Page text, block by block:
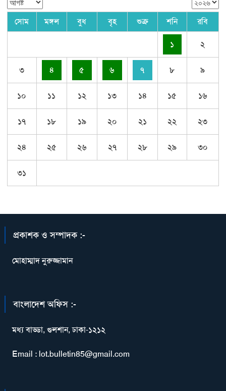
সোম মঙ্গল বুধ বৃহ শুক্র শনি রবি
১ ২
৩ ৪ ৫ ৬ ৭ ৮ ৯
১০ ১১ ১২ ১৩ ১৪ ১৫ ১৬
১৭ ১৮ ১৯ ২০ ২১ ২২ ২৩
২৪ ২৫ ২৬ ২৭ ২৮ ২৯ ৩০
৩১
প্রকাশক ও সম্পাদক :-
মোহাম্মাদ নুরুজ্জামান
বাংলাদেশ অফিস :-
মধ্য বাড্ডা, গুলশান, ঢাকা-১২১২
Email : lot.bulletin85@gmail.com